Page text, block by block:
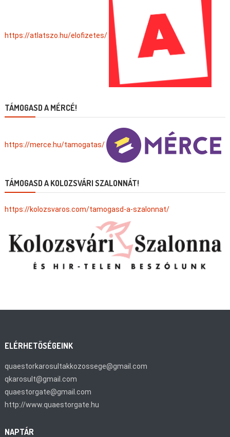
https://atlatszo.hu/elofizetes/
TÁMOGASD A MÉRCÉ!
https://merce.hu/tamogatas/
TÁMOGASD A KOLOZSVÁRI SZALONNÁT!
https://kolozsvaros.com/tamogasd-a-szalonnat/
ELÉRHETŐSÉGEINK
quaestorkarosultakkozossege@gmail.com
qkarosult@gmail.com
quaestorgate@gmail.com
http://www.quaestorgate.hu
NAPTÁR